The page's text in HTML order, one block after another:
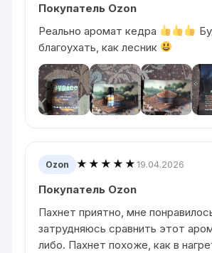
Покупатель Ozon
Реально аромат кедра
благоухать, как лесник
Ozon ★★★★★19.04.2026
Покупатель Ozon
Пахнет приятно, мне
затрудняюсь сравнить этот
либо. Пахнет похоже, как в